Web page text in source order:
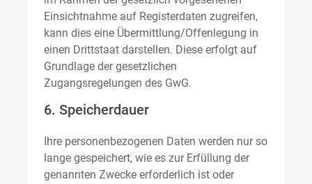
Einsichtnahme auf Registerdaten zugreifen,
kann dies eine Übermittlung/Offenlegung in
einen Drittstaat darstellen. Diese erfolgt auf
Grundlage der gesetzlichen
Zugangsregelungen des GwG.
6. Speicherdauer
Ihre personenbezogenen Daten werden nur so
lange gespeichert, wie es zur Erfüllung der
genannten Zwecke erforderlich ist oder